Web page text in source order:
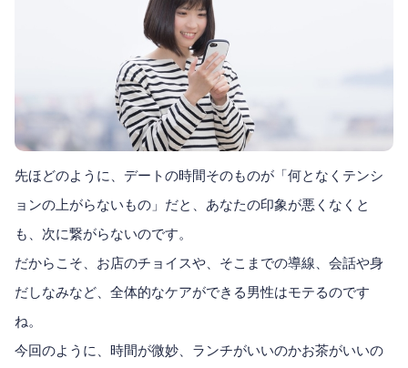
先ほどのように、デートの時間そのものが「何となくテンシ
ョンの上がらないもの」だと、あなたの印象が悪くなくと
も、次に繋がらないのです。
だからこそ、お店のチョイスや、そこまでの導線、会話や身
だしなみなど、全体的なケアができる男性はモテるのです
ね。
今回のように、時間が微妙、ランチがいいのかお茶がいいの